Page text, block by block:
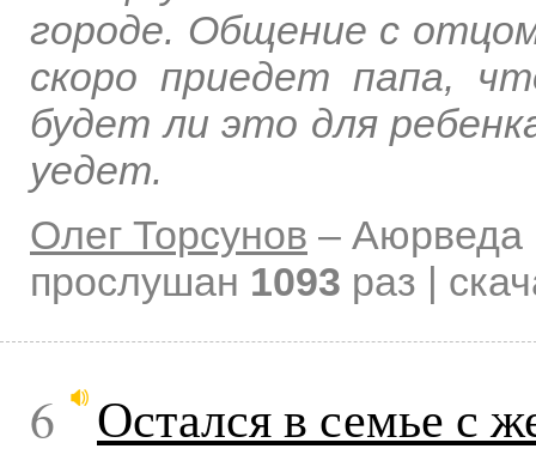
городе. Общение с
скоро приедет папа,
будет ли это для
уедет.
Олег Торсунов – Аюрведа
прослушан 1093 раз |
6 Остался в семье с